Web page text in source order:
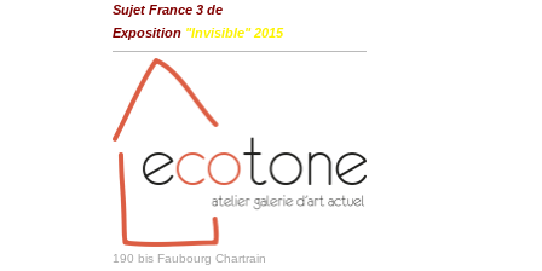
Sujet France 3 de
Exposition "Invisible" 2015
190 bis Faubourg Chartrain